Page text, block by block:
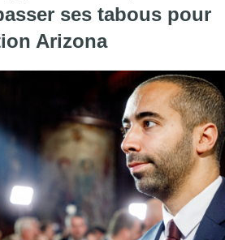
ses tabous pour
Arizona